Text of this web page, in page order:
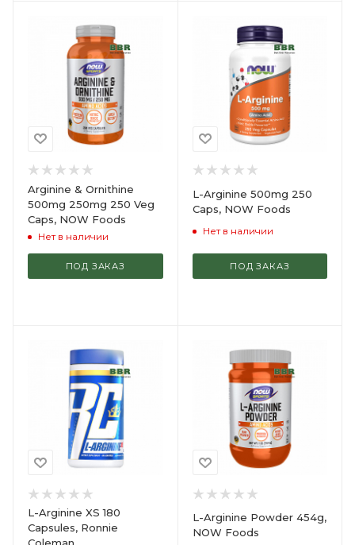
Arginine & Ornithine
500mg 250mg 250 Veg
Caps, NOW Foods
Нет в наличии
ПОД ЗАКАЗ
L-Arginine 500mg 250
Caps, NOW Foods
Нет в наличии
ПОД ЗАКАЗ
L-Arginine XS 180
Capsules, Ronnie
L-Arginine Powder 454g,
NOW Foods